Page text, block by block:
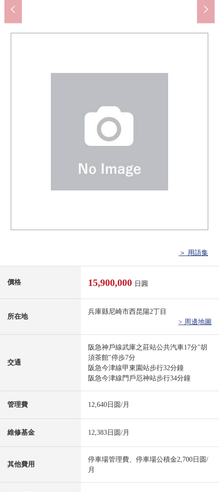
＞ 用語集
價格 15,900,000 日圓
所在地
兵庫縣尼崎市西昆陽2丁目
> 周邊地圖
交通
阪急神戶線武庫之莊站公共汽車17分"胡
須茶館"停歩7分
阪急今津線甲東園站步行32分鐘
阪急今津線門戶厄神站步行34分鐘
管理費 12,640日圆/月
維修基金 12,383日圆/月
其他費用
停車場管理費、停車場公積金2,700日圆/
月